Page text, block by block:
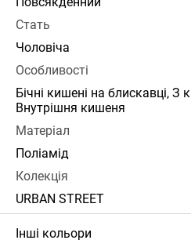
Стать
Чоловіча
Особливості
Бічні кишені на блискавці,
Внутрішня кишеня
Матеріал
Поліамід
Колекція
URBAN STREET
Інші кольори